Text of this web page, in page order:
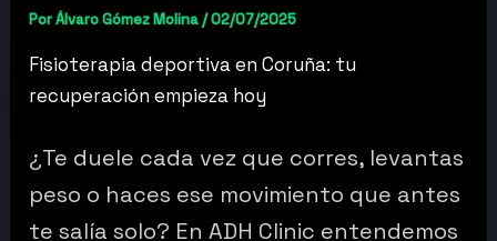
PorÁlvaro Gómez Molina/02/07/2025
Fisioterapia deportiva en Coruña: tu
recuperación empieza hoy
¿Te duele cada vez que corres, levantas
peso o haces ese movimiento que antes
te salía solo? En ADH Clinic entendemos